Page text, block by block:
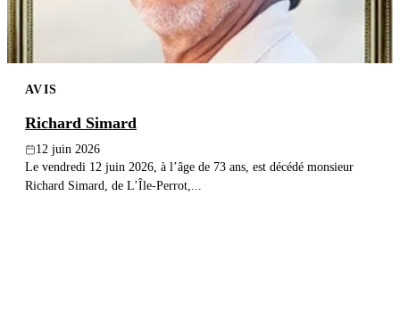
AVIS
Richard Simard
12 juin 2026
Le vendredi 12 juin 2026, à l’âge de 73 ans, est décédé monsieur
Richard Simard, de L’Île-Perrot,...